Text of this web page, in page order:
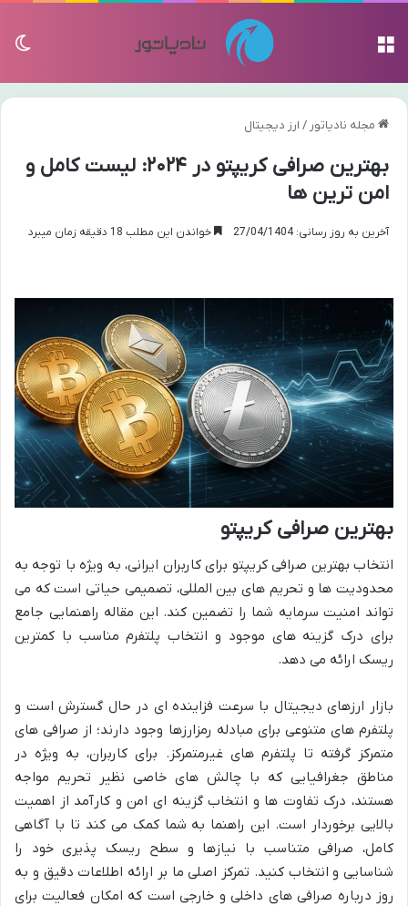
مجله نادیاتور / ارز دیجیتال
بهترین صرافی کریپتو در ۲۰۲۴: لیست کامل و
امن ترین ها
آخرین به روز رسانی: 27/04/1404 خواندن این مطلب 18 دقیقه زمان میبرد
بهترین صرافی کریپتو
انتخاب بهترین صرافی کریپتو برای کاربران ایرانی، به ویژه با توجه به
محدودیت ها و تحریم های بین المللی، تصمیمی حیاتی است که می
تواند امنیت سرمایه شما را تضمین کند. این مقاله راهنمایی جامع
برای درک گزینه های موجود و انتخاب پلتفرم مناسب با کمترین
ریسک ارائه می دهد.
بازار ارزهای دیجیتال با سرعت فزاینده ای در حال گسترش است و
پلتفرم های متنوعی برای مبادله رمزارزها وجود دارند؛ از صرافی های
متمرکز گرفته تا پلتفرم های غیرمتمرکز. برای کاربران، به ویژه در
مناطق جغرافیایی که با چالش های خاصی نظیر تحریم مواجه
هستند، درک تفاوت ها و انتخاب گزینه ای امن و کارآمد از اهمیت
بالایی برخوردار است. این راهنما به شما کمک می کند تا با آگاهی
کامل، صرافی متناسب با نیازها و سطح ریسک پذیری خود را
شناسایی و انتخاب کنید. تمرکز اصلی ما بر ارائه اطلاعات دقیق و به
روز درباره صرافی های داخلی و خارجی است که امکان فعالیت برای